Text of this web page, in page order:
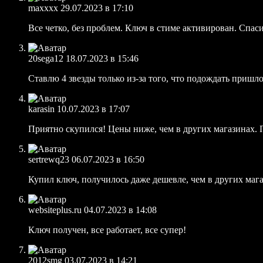
maxxxx 29.07.2023 в 17:10
Все четко, без проблем. Ключ в стиме активирован.
20sega12 18.07.2023 в 15:46
Ставлю 4 звезды только из-за того, что подождать
karasin 10.07.2023 в 17:07
Приятно скупился! Цены ниже, чем в других
sertrewq23 06.07.2023 в 16:50
Купил ключ, получилось даже дешевле, чем в других
websiteplus.ru 04.07.2023 в 14:08
Ключ получен, все работает, все супер!
2012smg 03.07.2023 в 14:21